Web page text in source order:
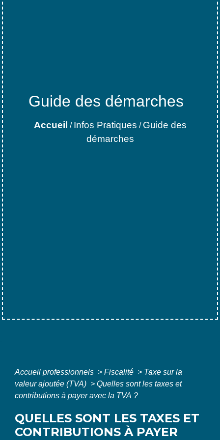
Guide des démarches
Accueil / Infos Pratiques / Guide des
démarches
Accueil professionnels > Fiscalité > Taxe sur la
valeur ajoutée (TVA) > Quelles sont les taxes et
contributions à payer avec la TVA ?
QUELLES SONT LES TAXES ET
CONTRIBUTIONS À PAYER